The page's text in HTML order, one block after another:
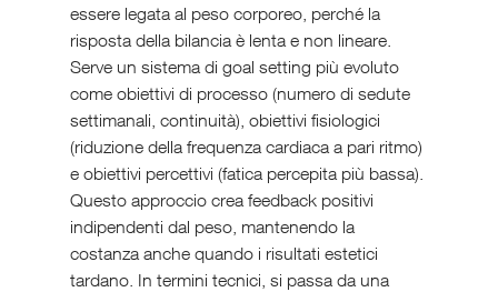
essere legata al peso corporeo, perché la
risposta della bilancia è lenta e non lineare.
Serve un sistema di goal setting più evoluto
come obiettivi di processo (numero di sedute
settimanali, continuità), obiettivi fisiologici
(riduzione della frequenza cardiaca a pari ritmo)
e obiettivi percettivi (fatica percepita più bassa).
Questo approccio crea feedback positivi
indipendenti dal peso, mantenendo la
costanza anche quando i risultati estetici
tardano. In termini tecnici, si passa da una